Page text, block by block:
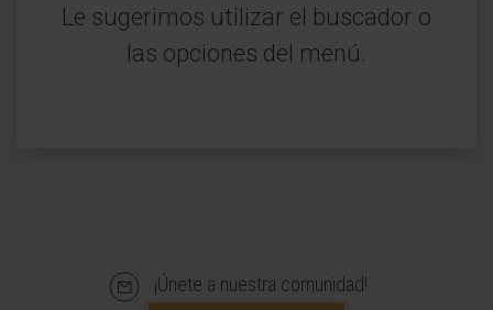
Le sugerimos utilizar el buscador o
las opciones del menú.
¡Únete a nuestra comunidad!